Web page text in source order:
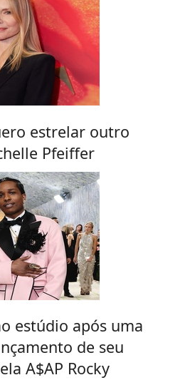
estrelar outro
Pfeiffer
estúdio após uma
de seu
A$AP Rocky